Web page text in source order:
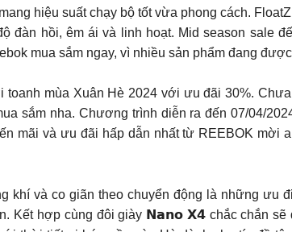
hiệu suất chạy bộ tốt vừa phong cách.
đàn hồi, êm ái và linh hoạt. Mid season sale
mua sắm ngay, vì nhiều sản phẩm đang
mùa Xuân Hè 2024 với ưu đãi 30%.
sắm nha. Chương trình diễn ra đến 07/04/
mãi và ưu đãi hấp dẫn nhất từ REEBOK mời
khí và co giãn theo chuyển động là những ưu
Kết hợp cùng đôi giày 𝗡𝗮𝗻𝗼 𝗫𝟰 chắc chắn